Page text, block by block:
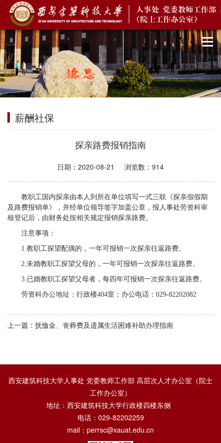
薪酬社保
探亲路费报销指南
日期： 2020-08-21 浏览数： 914
教职工国内探亲由本人到所在单位填写一式三联《探亲假假期
及路费报销单》，并经单位领导签字加盖公章，报人事处劳资科审
核登记后，由财务处按相关规定报销探亲路费。
注意事项：
1.教职工探望配偶的，一年可报销一次探亲往返路费。
2.未婚教职工探望父母的，一年可报销一次探亲往返路费。
3.已婚教职工探望父母者，每四年可报销一次探亲往返路费。
劳资科办公地址：行政楼404室；办公电话：029-82202082
上一篇：抚恤金、丧葬费及遗属生活困难补助办理指南
西安建筑科技大学人事处 党委教师工作部 高层次人才办公室（院士
工作办公室）
地址：西安建筑科技大学行政楼四楼东侧
电话：029-82202259
mail：perrsc@xauat.edu.cn